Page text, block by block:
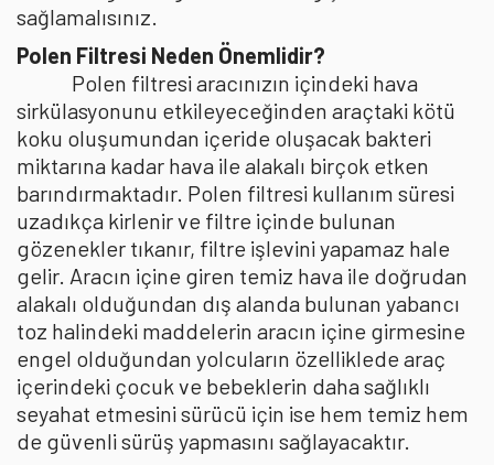
sağlamalısınız.
Polen Filtresi Neden Önemlidir?
Polen filtresi aracınızın içindeki hava
sirkülasyonunu etkileyeceğinden araçtaki kötü
koku oluşumundan içeride oluşacak bakteri
miktarına kadar hava ile alakalı birçok etken
barındırmaktadır. Polen filtresi kullanım süresi
uzadıkça kirlenir ve filtre içinde bulunan
gözenekler tıkanır, filtre işlevini yapamaz hale
gelir. Aracın içine giren temiz hava ile doğrudan
alakalı olduğundan dış alanda bulunan yabancı
toz halindeki maddelerin aracın içine girmesine
engel olduğundan yolcuların özelliklede araç
içerindeki çocuk ve bebeklerin daha sağlıklı
seyahat etmesini sürücü için ise hem temiz hem
de güvenli sürüş yapmasını sağlayacaktır.